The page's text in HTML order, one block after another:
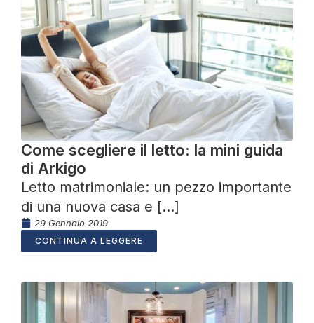
Come scegliere il letto: la mini guida
di Arkigo
Letto matrimoniale: un pezzo importante
di una nuova casa e [...]
29 Gennaio 2019
CONTINUA A LEGGERE